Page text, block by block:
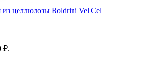
из целлюлозы Boldrini Vel Cel
₽.